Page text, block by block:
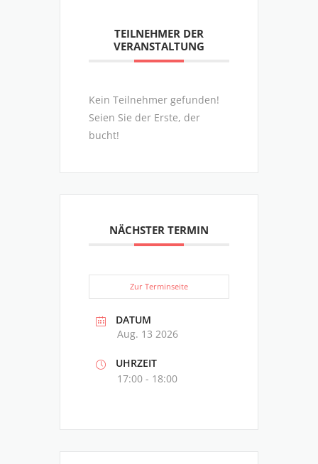
TEILNEHMER DER
VERANSTALTUNG
Kein Teilnehmer gefunden!
Seien Sie der Erste, der
bucht!
NÄCHSTER TERMIN
Zur Terminseite
DATUM
Aug. 13 2026
UHRZEIT
17:00 - 18:00